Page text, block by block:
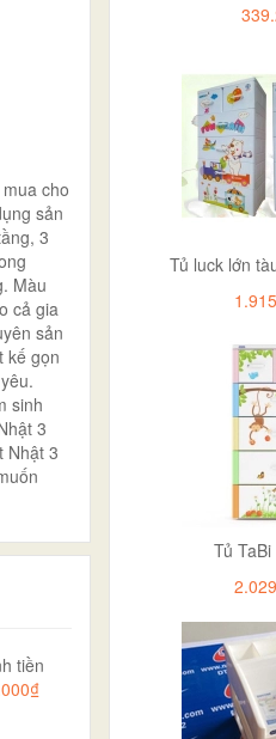
cho
sản
3
Màu
cả gia
sản
kế gọn
sinh
3
Nhật 3
tiền
Tủ luck lớn
Tủ